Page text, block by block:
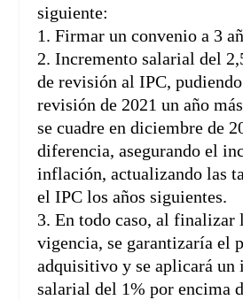
siguiente:
1. Firmar un convenio a 3
2. Incremento salarial del
de revisión al IPC,
revisión de 2021 un año
se cuadre en diciembre de
diferencia, asegurando el
inflación, actualizando las
el IPC los años siguientes.
3. En todo caso, al finalizar
vigencia, se garantizaría el
adquisitivo y se aplicará un
salarial del 1% por encima